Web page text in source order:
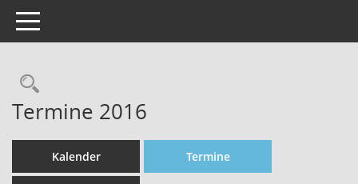
Toggle navigation
Rechercheauswahl
Termine 2016
Kalender Termine